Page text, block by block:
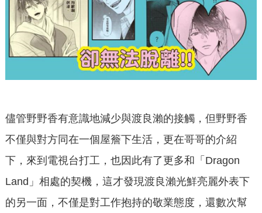
儘管野野香有意識地減少與渡良瀨的接觸，但野野香
不僅與對方同在一個屋簷下生活，更在哥哥的介紹
下，來到電視台打工，也因此有了更多和「Dragon
Land」相處的契機，這才發現渡良瀨光鮮亮麗外表下
的另一面，不僅是對工作抱持的敬業態度，還數次幫